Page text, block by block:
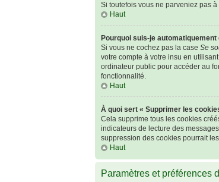
Si toutefois vous ne parveniez pas
Haut
Pourquoi suis-je automatiquement
Si vous ne cochez pas la case Se
votre compte à votre insu en
ordinateur public pour accéder au
fonctionnalité.
Haut
À quoi sert « Supprimer les
Cela supprime tous les cookies
indicateurs de lecture des
suppression des cookies pourrait
Haut
Paramètres et préférences